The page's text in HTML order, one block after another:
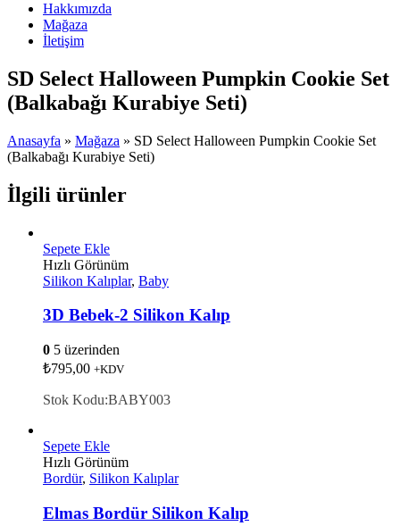
Hakkımızda
Mağaza
İletişim
SD Select Halloween Pumpkin Cookie Set
(Balkabağı Kurabiye Seti)
Anasayfa » Mağaza » SD Select Halloween Pumpkin Cookie Set
(Balkabağı Kurabiye Seti)
İlgili ürünler
Sepete Ekle
Hızlı Görünüm
Silikon Kalıplar, Baby
3D Bebek-2 Silikon Kalıp
0 5 üzerinden
₺795,00 +KDV
Stok Kodu:BABY003
Sepete Ekle
Hızlı Görünüm
Bordür, Silikon Kalıplar
Elmas Bordür Silikon Kalıp